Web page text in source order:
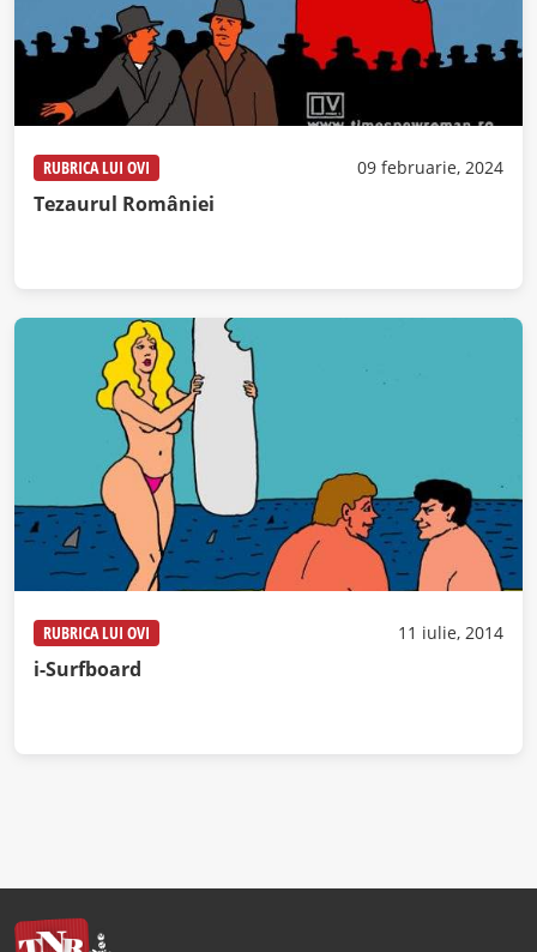
RUBRICA LUI OVI 09 februarie, 2024
Tezaurul României
RUBRICA LUI OVI 11 iulie, 2014
i-Surfboard